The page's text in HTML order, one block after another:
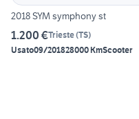
2018 SYM symphony st
1.200 €Trieste(TS)
Usato09/201828000 KmScooter